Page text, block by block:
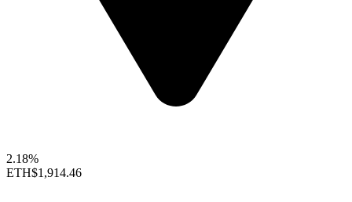
2.18%
ETH$1,914.46